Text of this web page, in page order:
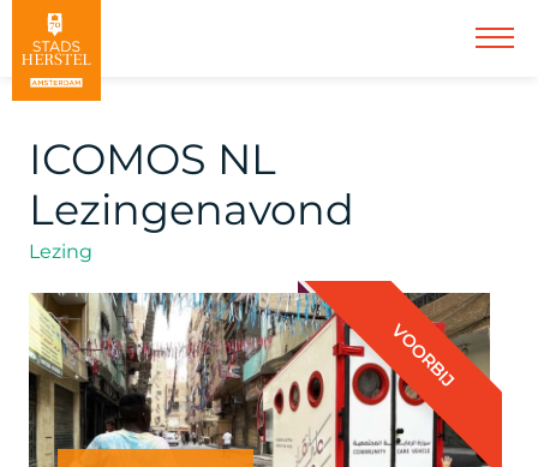
ICOMOS NL
Lezingenavond
Lezing
VOORBIJ